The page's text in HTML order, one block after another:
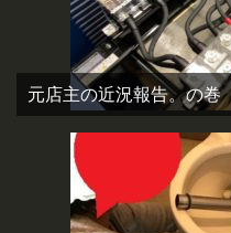
元店主の近況報告。の巻